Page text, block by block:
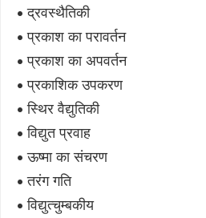
• द्रवस्थैतिकी
• प्रकाश का परावर्तन
• प्रकाश का अपवर्तन
• प्रकाशिक उपकरण
• स्थिर वैद्युतिकी
• विद्युत प्रवाह
• ऊष्मा का संचरण
• तरंग गति
• विद्युत्चुम्बकीय